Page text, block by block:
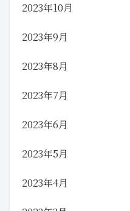
2023年10月
2023年9月
2023年8月
2023年7月
2023年6月
2023年5月
2023年4月